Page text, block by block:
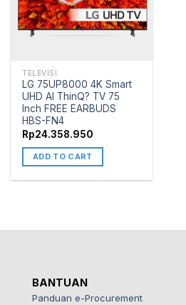
TELEVISI
LG 75UP8000 4K Smart
UHD AI ThinQ? TV 75
Inch FREE EARBUDS
HBS-FN4
Rp24.358.950
ADD TO CART
BANTUAN
Panduan e-Procurement